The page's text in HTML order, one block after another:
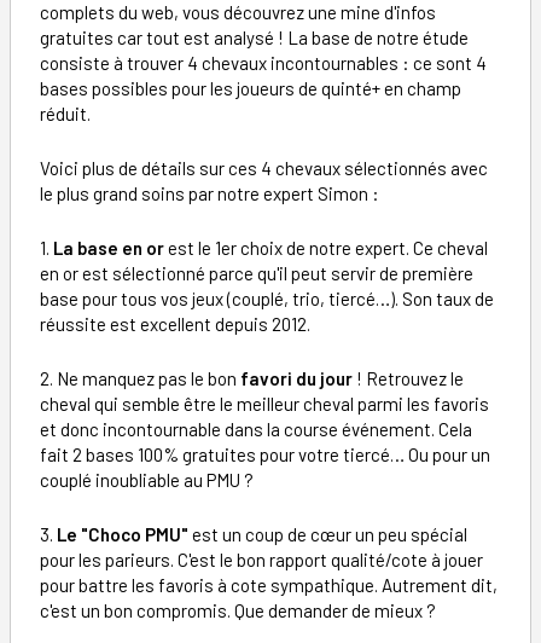
complets du web, vous découvrez une mine d'infos
gratuites car tout est analysé ! La base de notre étude
consiste à trouver 4 chevaux incontournables : ce sont 4
bases possibles pour les joueurs de quinté+ en champ
réduit.
Voici plus de détails sur ces 4 chevaux sélectionnés avec
le plus grand soins par notre expert Simon :
1. La base en orest le 1er choix de notre expert. Ce cheval
en or est sélectionné parce qu'il peut servir de première
base pour tous vos jeux (couplé, trio, tiercé…). Son taux de
réussite est excellent depuis 2012.
2. Ne manquez pas le bon favori du jour ! Retrouvez le
cheval qui semble être le meilleur cheval parmi les favoris
et donc incontournable dans la course événement. Cela
fait 2 bases 100% gratuites pour votre tiercé… Ou pour un
couplé inoubliable au PMU ?
3. Le "Choco PMU" est un coup de cœur un peu spécial
pour les parieurs. C'est le bon rapport qualité/cote à jouer
pour battre les favoris à cote sympathique. Autrement dit,
c'est un bon compromis. Que demander de mieux ?